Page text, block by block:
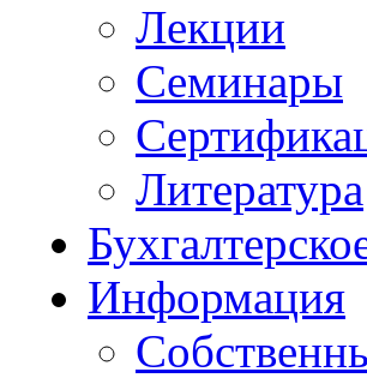
Лекции
Семинары
Литература
Информация